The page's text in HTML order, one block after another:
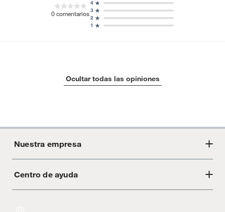
0comentarios
1
2
3
4
Ocultar todas las opiniones
Nuestra empresa
Acerca de Crate
Centro de ayuda